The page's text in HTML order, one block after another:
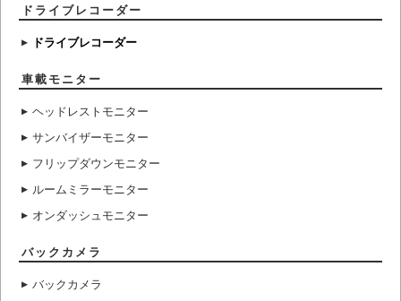
ドライブレコーダー
ドライブレコーダー
車載モニター
ヘッドレストモニター
サンバイザーモニター
フリップダウンモニター
ルームミラーモニター
オンダッシュモニター
バックカメラ
バックカメラ